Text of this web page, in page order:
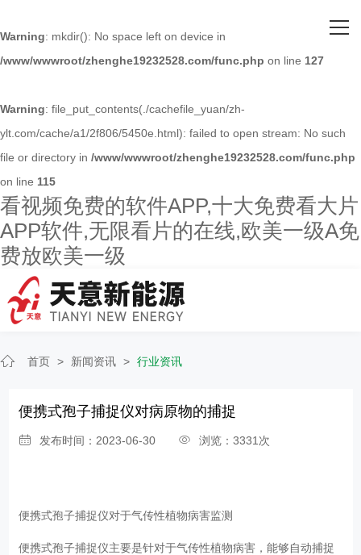
Warning: mkdir(): No space left on device in
/www/wwwroot/zhenghe19232528.com/func.php on line 127
Warning: file_put_contents(./cachefile_yuan/zh-
ylt.com/cache/a1/2f806/5450e.html): failed to open stream: No such
file or directory in /www/wwwroot/zhenghe19232528.com/func.php
on line 115
看视频免费的软件APP,十大免费看大片
APP软件,无限看片的在线,欧美一级A免
费放欧美一级
关于看视频免费的软件APP
主营产品
人才招聘
新闻资讯
联系看视频免费的软件APP
首页 > 新闻资讯 > 行业资讯
便携式孢子捕捉仪对病原物的捕捉
发布时间：2023-06-30 浏览：3331次
便携式孢子捕捉仪对于气传性植物病害监测
便携式孢子捕捉仪主要是针对于气传性植物病害，能够自动捕捉